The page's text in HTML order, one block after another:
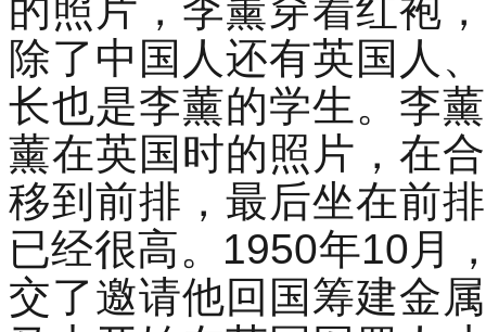
的照片，李薰穿着红袍
除了中国人还有英国人
长也是李薰的学生。李
薰在英国时的照片，在
移到前排，最后坐在前
已经很高。1950年10月
交了邀请他回国筹建金